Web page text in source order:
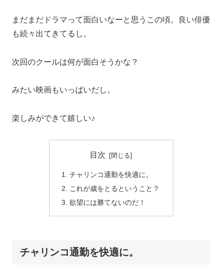
まだまだドラマって面白いなーと思うこの頃。良い俳優
も続々出てきてるし。
次回のクールは何が面白そうかな？
みたい映画もいっぱいだし。
楽しみができて嬉しい♪
目次
チャリンコ通勤を快適に。
これが歳をとるということ？
欲望には勝てないのだ！
チャリンコ通勤を快適に。